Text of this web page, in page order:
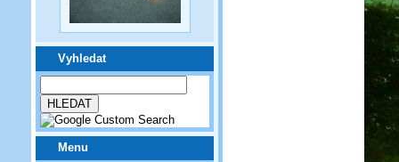
Vyhledat
Menu